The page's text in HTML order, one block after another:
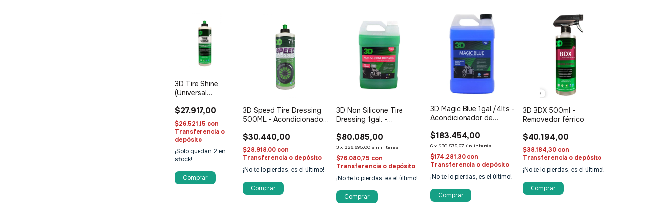
3D Tire Shine
(Universal
500ml -
Acondicionador
de plásticos y
gomas
$27.917,00
$26.521,15 con
Transferencia o
depósito
¡Solo quedan 2 en
stock!
3D Speed Tire Dressing
500ML - Acondicionador
$30.440,00
$28.918,00 con
Transferencia o depósito
¡No te lo pierdas, es el último!
3D Non Silicone Tire
Dressing 1gal. -
cubiertas y plásticos SIN
SILICONA
$80.085,00
3 x $26.695,00 sin interés
$76.080,75 con
Transferencia o depósito
¡No te lo pierdas, es el último!
3D Magic Blue 1gal./4lts -
Acondicionador de
exterior
$183.454,00
6 x $30.575,67 sin interés
$174.281,30 con
Transferencia o depósito
¡No te lo pierdas, es el último!
3D BDX 500ml -
Removedor férrico
$40.194,00
$38.184,30 con
Transferencia o depósito
¡No te lo pierdas, es el último!